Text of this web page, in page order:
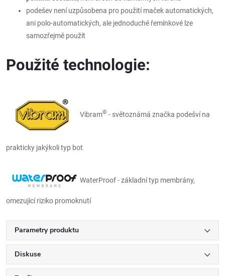
podešev není uzpůsobena pro použití maček automatických,
ani polo-automatických, ale jednoduché řemínkové lze
samozřejmě použít
Použité technologie:
Vibram© - světoznámá značka podešví na
prakticky jakýkoli typ bot
WaterProof- základní typ membrány,
omezující riziko promoknutí
Parametry produktu
Diskuse